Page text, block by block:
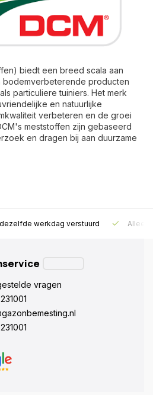
biedt een breed scala aan
bodemverbeterende producten
particuliere tuiniers. Het merk
en natuurlijke
verbeteren en de groei
meststoffen zijn gebaseerd
en dragen bij aan duurzame
werkdag verstuurd Alleen
vragen